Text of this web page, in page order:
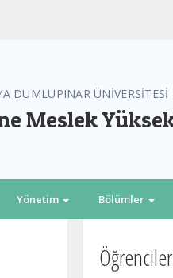
DUMLUPINAR ÜNİVERSİTESİ
Meslek
Yönetim Bölümler